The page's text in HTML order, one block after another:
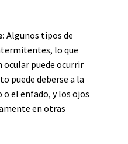
Algunos tipos de
lo que
ocular puede ocurrir
puede deberse a la
el enfado, y los ojos
en otras